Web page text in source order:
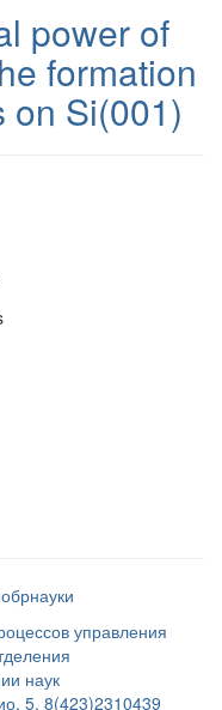
power of
formation
on Si(001)
управления
наук
5, 8(423)2310439